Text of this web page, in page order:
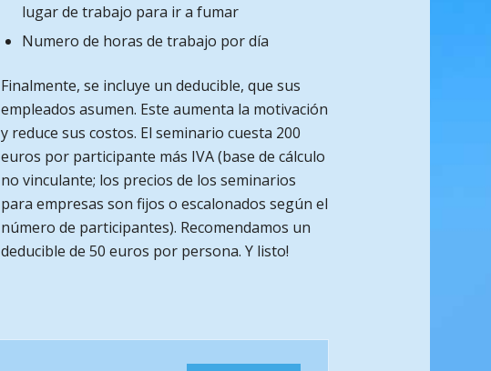
lugar de trabajo para ir a fumar
Numero de horas de trabajo por día
Finalmente, se incluye un deducible, que sus
empleados asumen. Este aumenta la motivación
y reduce sus costos. El seminario cuesta 200
euros por participante más IVA (base de cálculo
no vinculante; los precios de los seminarios
para empresas son fijos o escalonados según el
número de participantes). Recomendamos un
deducible de 50 euros por persona. Y listo!